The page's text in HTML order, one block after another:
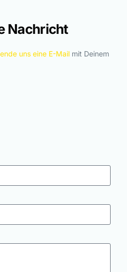
Nachricht
uns eine E-Mail mit Deinem